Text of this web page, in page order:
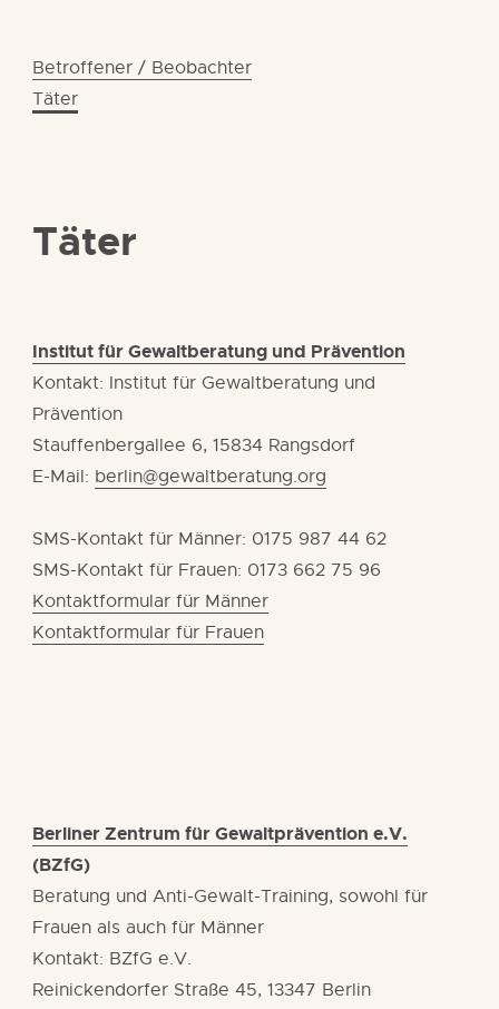
Betroffener / Beobachter
Täter
Täter
Institut für Gewaltberatung und Prävention
Kontakt: Institut für Gewaltberatung und
Prävention
Stauffenbergallee 6, 15834 Rangsdorf
E-Mail: berlin@gewaltberatung.org
SMS-Kontakt für Männer: 0175 987 44 62
SMS-Kontakt für Frauen: 0173 662 75 96
Kontaktformular für Männer
Kontaktformular für Frauen
Berliner Zentrum für Gewaltprävention e.V.
(BZfG)
Beratung und Anti-Gewalt-Training, sowohl für
Frauen als auch für Männer
Kontakt: BZfG e.V.
Reinickendorfer Straße 45, 13347 Berlin